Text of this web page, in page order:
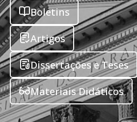
Boletins
Artigos
Dissertações e Teses
Materiais Didáticos